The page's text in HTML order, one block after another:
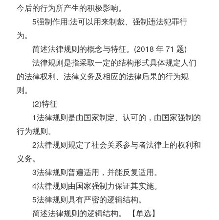
今后的行为所产生的积极影响。
5强制作用:法可以用来制裁、强制违法犯罪行
为。
简述法律规则的概念与特征。(2018 年 71 题)
法律规则是指采取一定的结构形式具体规定人们
的法律权利、法律义务及相应的法律后果的行为规
则。
(2)特征
1法律规则是由国家制定、认可的，由国家强制的
行为规则。
2法律规则规定了社会关系参与者法律上的权利和
义务。
3法律规则普遍适用，并能反复适用。
4法律规则由国家强制力保证其实施。
5法律规则具有严密的逻辑结构。
简述法律规则的逻辑结构。 【单选】